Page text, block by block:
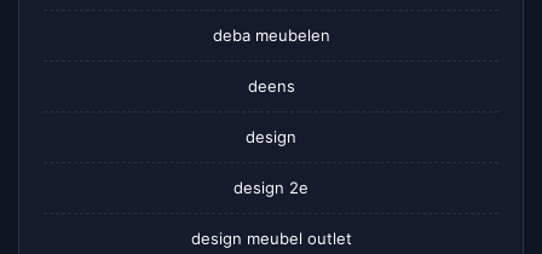
deba meubelen
deens
design
design 2e
design meubel outlet